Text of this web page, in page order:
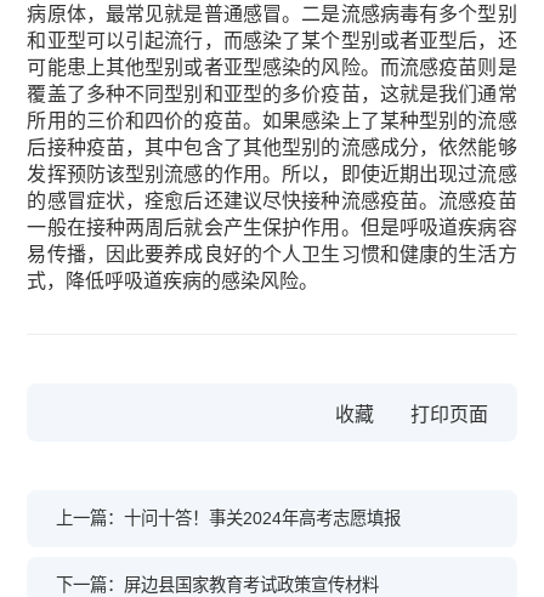
病原体，最常见就是普通感冒。二是流感病毒有多个型别
和亚型可以引起流行，而感染了某个型别或者亚型后，还
可能患上其他型别或者亚型感染的风险。而流感疫苗则是
覆盖了多种不同型别和亚型的多价疫苗，这就是我们通常
所用的三价和四价的疫苗。如果感染上了某种型别的流感
后接种疫苗，其中包含了其他型别的流感成分，依然能够
发挥预防该型别流感的作用。所以，即使近期出现过流感
的感冒症状，痊愈后还建议尽快接种流感疫苗。流感疫苗
一般在接种两周后就会产生保护作用。但是呼吸道疾病容
易传播，因此要养成良好的个人卫生习惯和健康的生活方
式，降低呼吸道疾病的感染风险。
收藏
上一篇：十问十答！事关2024年高考志愿填报
下一篇：屏边县国家教育考试政策宣传材料